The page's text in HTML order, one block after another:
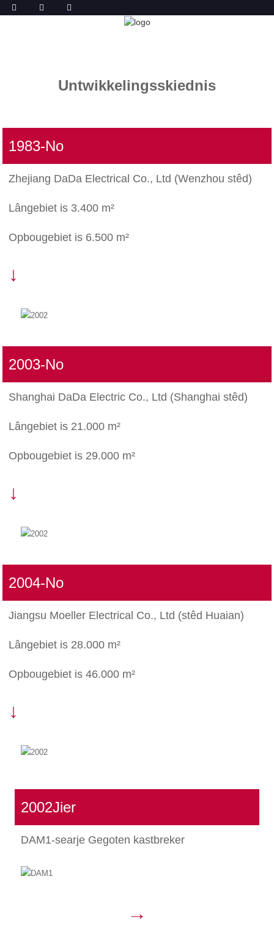
SKIEDNIS
Untwikkelingsskiednis
1983-No
Zhejiang DaDa Electrical Co., Ltd (Wenzhou stêd)
Lângebiet is 3.400 m²
Opbougebiet is 6.500 m²
↓
2003-No
Shanghai DaDa Electric Co., Ltd (Shanghai stêd)
Lângebiet is 21.000 m²
Opbougebiet is 29.000 m²
↓
2004-No
Jiangsu Moeller Electrical Co., Ltd (stêd Huaian)
Lângebiet is 28.000 m²
Opbougebiet is 46.000 m²
↓
2002Jier
DAM1-searje Gegoten kastbreker
→